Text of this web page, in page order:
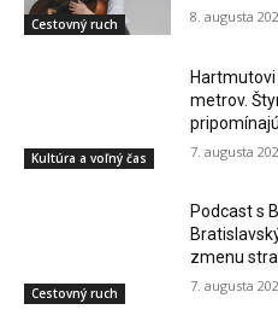
Cestovný ruch 8. augusta
Kultúra a voľný čas
metrov.
7. augusta
Cestovný ruch
Podcast s
zmenu
7. augusta